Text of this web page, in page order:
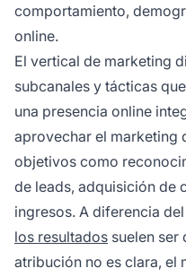
comportamiento,
online.
El vertical de marketing
subcanales y tácticas
una presencia online
aprovechar el marketing
objetivos como
de leads, adquisición de
ingresos. A diferencia
los resultados suelen ser
atribución no es clara, el